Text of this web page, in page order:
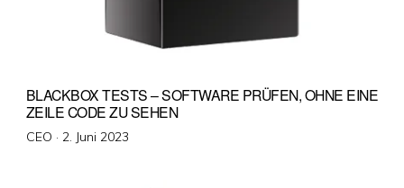
BLACKBOX TESTS – SOFTWARE PRÜFEN, OHNE EINE
ZEILE CODE ZU SEHEN
CEO · Veröffentlicht
2. Juni 2023